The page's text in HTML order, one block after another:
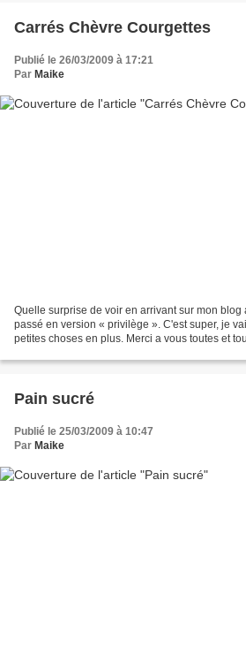
Carrés Chèvre Courgettes
Publié le 26/03/2009 à 17:21
Par Maike
Quelle surprise de voir en arrivant sur mon
passé en version « privilège ». C'est super, je
petites choses en plus. Merci a vous toutes et
Pain sucré
Publié le 25/03/2009 à 10:47
Par Maike